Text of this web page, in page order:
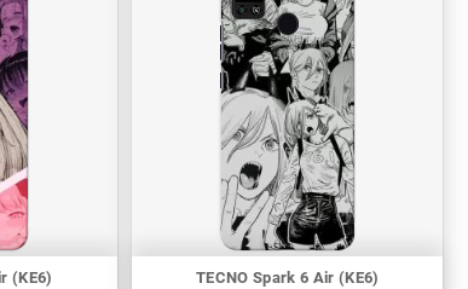
(KE6)
TECNO Spark 6 Air (KE6)